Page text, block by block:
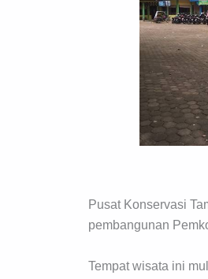
Pusat Konservasi
pembangunan
Tempat wisata ini